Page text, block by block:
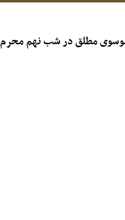
نهم محرم ۱۴۰۴ - هیئت بنی فاطمه(س)